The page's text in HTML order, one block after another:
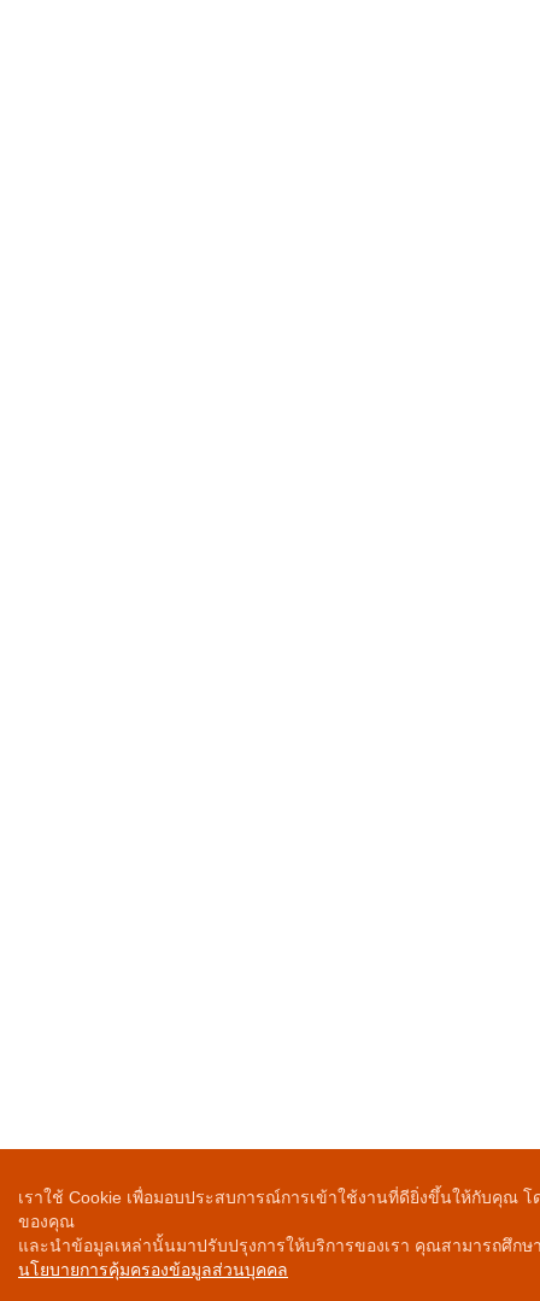
เราใช้ Cookie เพื่อมอบประสบการณ์การเข้าใช้งานที่ดียิ่งขึ้นให้กับคุณ โ
ของคุณ
และนำข้อมูลเหล่านั้นมาปรับปรุงการให้บริการของเรา คุณสามารถศึก
นโยบายการคุ้มครองข้อมูลส่วนบุคคล